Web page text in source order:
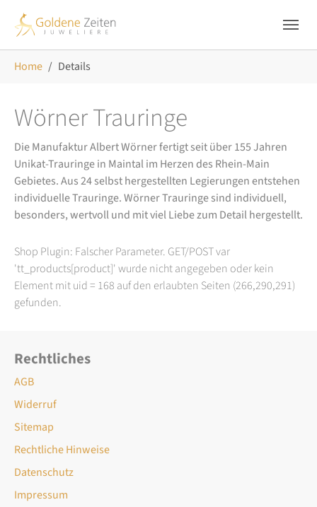
Home Details
Wörner Trauringe
Die Manufaktur Albert Wörner fertigt seit über 155 Jahren
Unikat-Trauringe in Maintal im Herzen des Rhein-Main
Gebietes. Aus 24 selbst hergestellten Legierungen entstehen
individuelle Trauringe. Wörner Trauringe sind individuell,
besonders, wertvoll und mit viel Liebe zum Detail hergestellt.
Shop Plugin: Falscher Parameter. GET/POST var
'tt_products[product]' wurde nicht angegeben oder kein
Element mit uid = 168 auf den erlaubten Seiten (266,290,291)
gefunden.
Rechtliches
AGB
Widerruf
Sitemap
Rechtliche Hinweise
Datenschutz
Impressum